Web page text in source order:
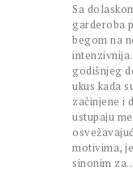
Sa
garderoba
begom na
godišnjeg
ukus kada
začinjene i
ustupaju
motivima,
sinonim